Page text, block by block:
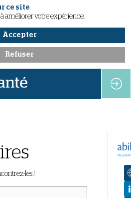
les !
ce site
à améliorer votre expérience.
Accepter
Refuser